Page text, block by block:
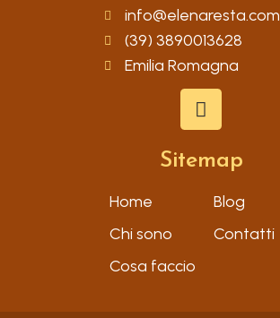
info@elenaresta.com
(39) 3890013628
Emilia Romagna
Sitemap
Home
Chi sono
Cosa faccio
Blog
Contatti